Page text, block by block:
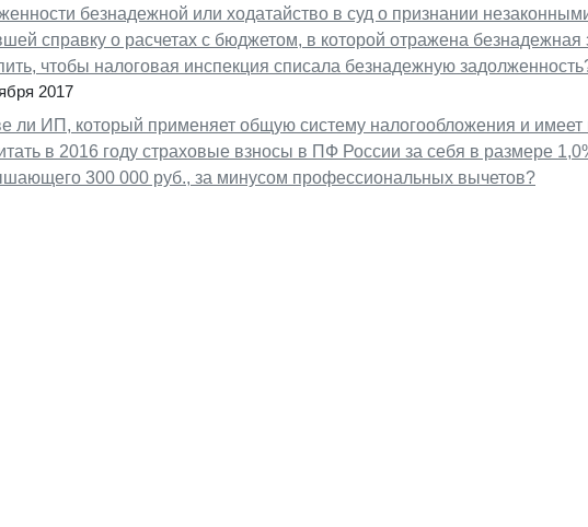
безнадежной или ходатайство в суд о признании
справку о расчетах с бюджетом, в которой отражена безнадежная
чтобы налоговая инспекция списала безнадежную
2017
ли ИП, который применяет общую систему налогообложения и имеет
в 2016 году страховые взносы в ПФ России за себя в размере
300 000 руб., за минусом профессиональных вычетов?